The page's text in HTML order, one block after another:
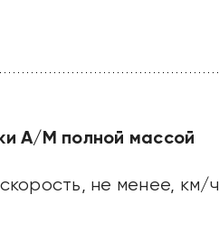
А/М полной массой
не менее, км/ч